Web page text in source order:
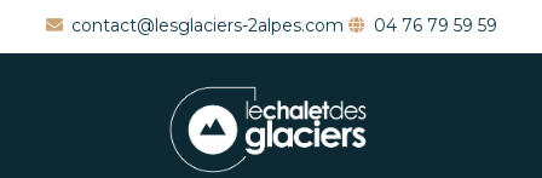
contact@lesglaciers-2alpes.com 04 76 79 59 59